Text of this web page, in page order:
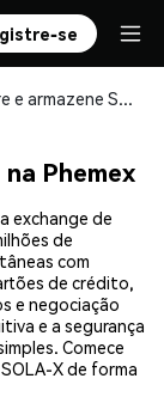
se
Compre e armazene SOLA-X (SAX) com segurança
Phemex
exchange de
de
com
de crédito,
e negociação
e a segurança
Comece
X de forma